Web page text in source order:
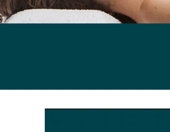
Indiba